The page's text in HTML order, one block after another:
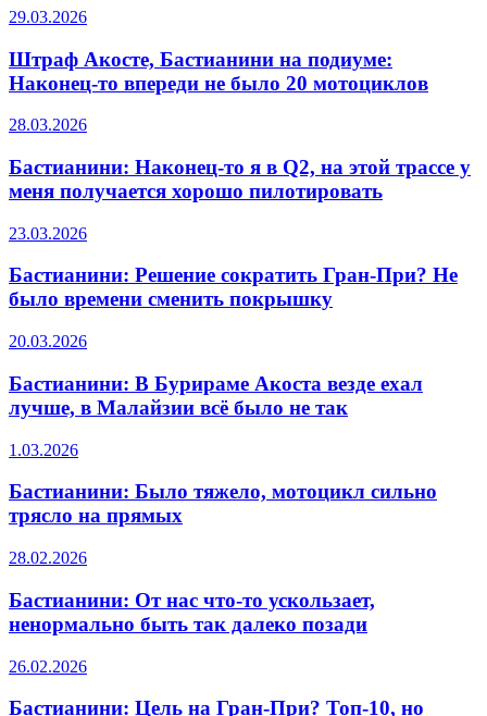
29.03.2026
Штраф Акосте, Бастианини на подиуме:
Наконец-то впереди не было 20 мотоциклов
28.03.2026
Бастианини: Наконец-то я в Q2, на этой трассе у
меня получается хорошо пилотировать
23.03.2026
Бастианини: Решение сократить Гран-При? Не
было времени сменить покрышку
20.03.2026
Бастианини: В Бурираме Акоста везде ехал
лучше, в Малайзии всё было не так
1.03.2026
Бастианини: Было тяжело, мотоцикл сильно
трясло на прямых
28.02.2026
Бастианини: От нас что-то ускользает,
ненормально быть так далеко позади
26.02.2026
Бастианини: Цель на Гран-При? Топ-10, но